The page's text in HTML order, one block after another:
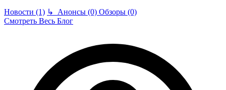
Новости (1) ↳ Анонсы (0) Обзоры (0)
Смотреть Весь Блог